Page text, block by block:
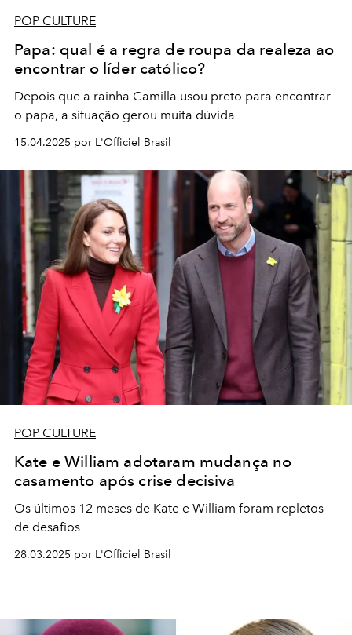
POP CULTURE
Papa: qual é a regra de roupa da realeza ao
encontrar o líder católico?
Depois que a rainha Camilla usou preto para encontrar
o papa, a situação gerou muita dúvida
15.04.2025 por L'Officiel Brasil
POP CULTURE
Kate e William adotaram mudança no
casamento após crise decisiva
Os últimos 12 meses de Kate e William foram repletos
de desafios
28.03.2025 por L'Officiel Brasil